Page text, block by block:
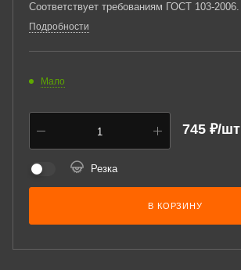
Соответствует требованиям ГОСТ 103-2006.
Подробности
Мало
745 ₽/шт
Резка
В КОРЗИНУ